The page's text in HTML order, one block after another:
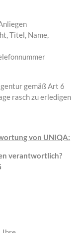
Titel, Name,
gemäß Art 6
rasch zu erledigen
von UNIQA:
verantwortlich?